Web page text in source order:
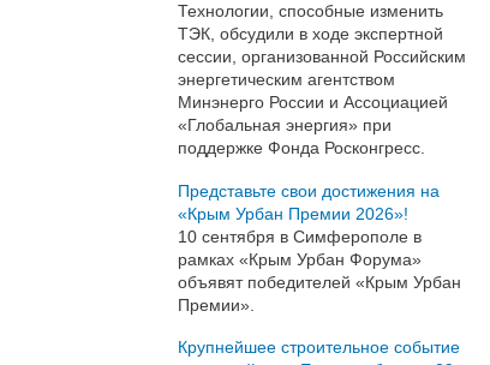
Технологии, способные изменить
ТЭК, обсудили в ходе экспертной
сессии, организованной Российским
энергетическим агентством
Минэнерго России и Ассоциацией
«Глобальная энергия» при
поддержке Фонда Росконгресс.
Представьте свои достижения на
«Крым Урбан Премии 2026»!
10 сентября в Симферополе в
рамках «Крым Урбан Форума»
объявят победителей «Крым Урбан
Премии».
Крупнейшее строительное событие